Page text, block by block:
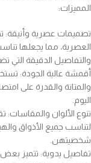
المميزات:
تصميمات عصرية وأنيقة:
العصرية، مما يجعلها
والتفاصيل الدقيقة التي
أقمشة عالية الجودة:
والمتانة والقدرة على
اليوم.
تنوع الألوان
لتناسب جميع الأذواق
شخصيتهن.
تفاصيل يدوية: تتميز بعض